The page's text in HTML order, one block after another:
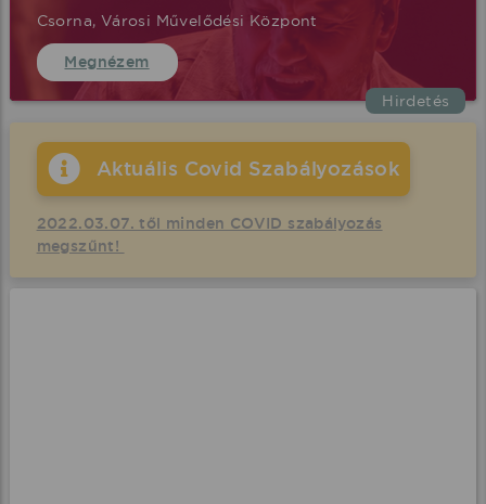
Hirdetés
Csorna, Városi Művelődési Központ
Megnézem
Aktuális Covid Szabályozások
2022.03.07. től minden COVID szabályozás
megszűnt!